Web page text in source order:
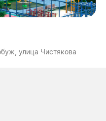
улица Чистякова